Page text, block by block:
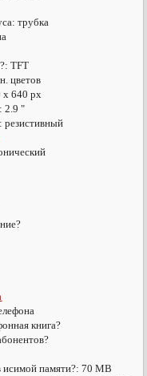
трубка
TFT
цветов
x 640 px
2.9 "
резистивный
книга?
исимой памяти?: 70 MB